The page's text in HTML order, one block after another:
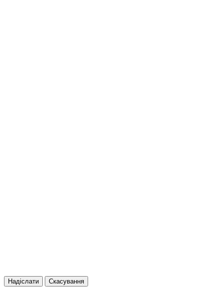
Надіслати Скасування